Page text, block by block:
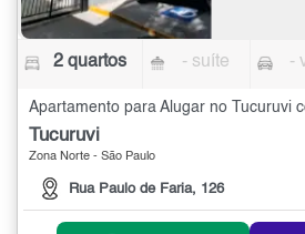
2 quartos - suíte -
Apartamento para Alugar no Tucuruvi
Tucuruvi
Zona Norte - São Paulo
Rua Paulo de Faria, 126